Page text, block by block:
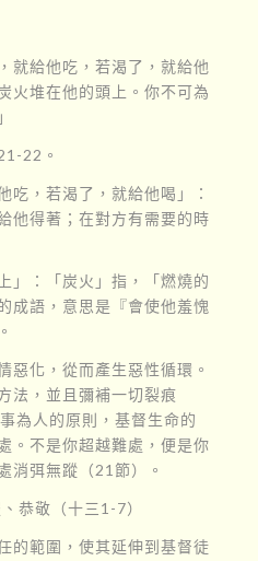
就給他吃，若渴了，就給他
火堆在他的頭上。你不可為
22。
吃，若渴了，就給他喝」：
他得著；在對方有需要的時
」：「炭火」指，「燃燒的
成語，意思是『會使他羞愧
惡化，從而產生惡性循環。
法，並且彌補一切裂痕
為人的原則，基督生命的
。不是你超越難處，便是你
消弭無蹤（21節）。
恭敬（十三1-7）
的範圍，使其延伸到基督徒